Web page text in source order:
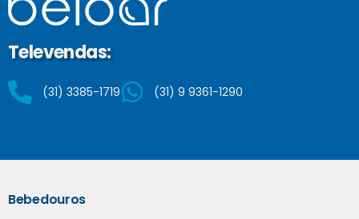
Televendas:
(31) 3385-1719 (31) 9 9361-1290
Bebedouros